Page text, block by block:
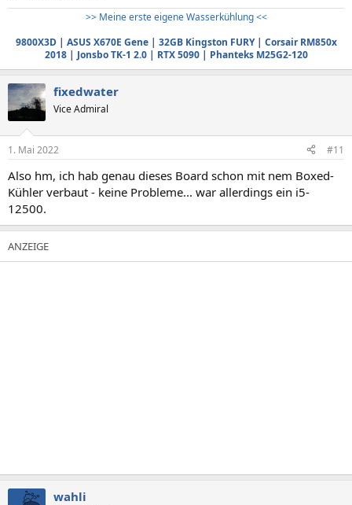
>> Meine erste eigene Wasserkühlung <<
9800X3D| ASUS X670E Gene| 32GB Kingston FURY| Corsair RM850x
2018| Jonsbo TK-1 2.0| RTX 5090| Phanteks M25G2-120
fixedwater
Vice Admiral
1. Mai 2022 #11
Also hm, ich hab genau dieses Board schon mit nem Boxed-
Kühler verbaut - keine Probleme... war allerdings ein i5-
12500.
wahli